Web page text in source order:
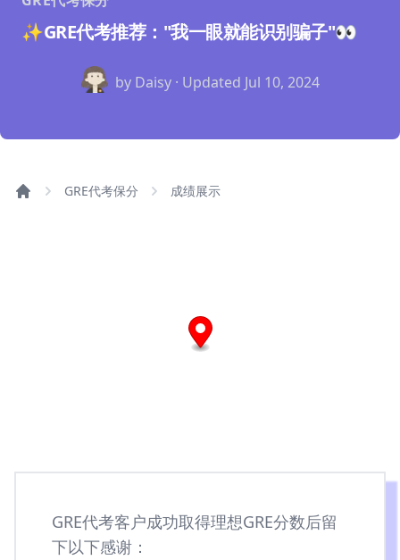
✨GRE代考推荐："我一眼就能识别骗子"👀
by Daisy · Updated Jul 10, 2024
GRE代考保分 成绩展示
GRE代考客户成功取得理想GRE分数后留
下以下感谢：